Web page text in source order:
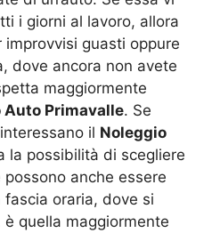
i giorni al lavoro, allora
improvvisi guasti oppure
dove ancora non avete
maggiormente
Auto Primavalle. Se
il Noleggio
la possibilità di scegliere
anche essere
oraria, dove si
è quella maggiormente